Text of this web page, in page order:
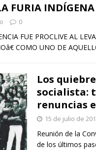
FURIA INDÍGENA
0
FUE PROCLIVE AL
COMO UNO DE
Los
socialista:
renuncias
15 de julio de
Reunión de la
de los últimos